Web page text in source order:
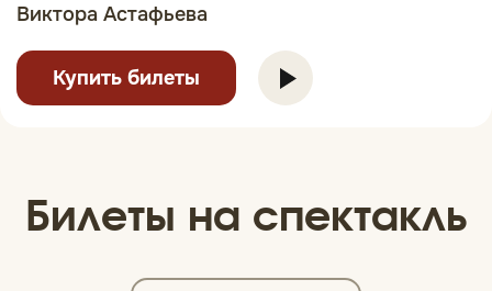
Виктора Астафьева
Купить билеты
Билеты на спектакль